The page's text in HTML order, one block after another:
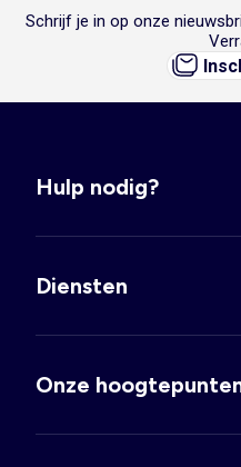
Schrijf je in op onze
Hulp nodig?
Diensten
Onze